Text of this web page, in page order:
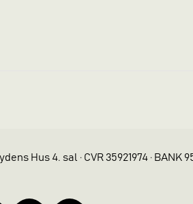
Hus 4. sal · CVR 35921974 · BANK